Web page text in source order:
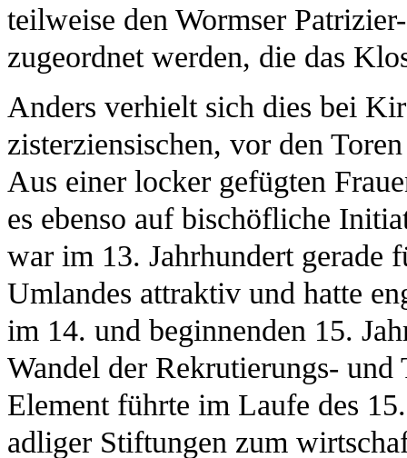
teilweise den Wormser
zugeordnet werden, die das
Anders verhielt sich dies bei
zisterziensischen, vor den
Aus einer locker gefügten
es ebenso auf bischöfliche
war im 13. Jahrhundert gerade
Umlandes attraktiv und hatte
im 14. und beginnenden 15.
Wandel der Rekrutierungs-
Element führte im Laufe des
adliger Stiftungen zum